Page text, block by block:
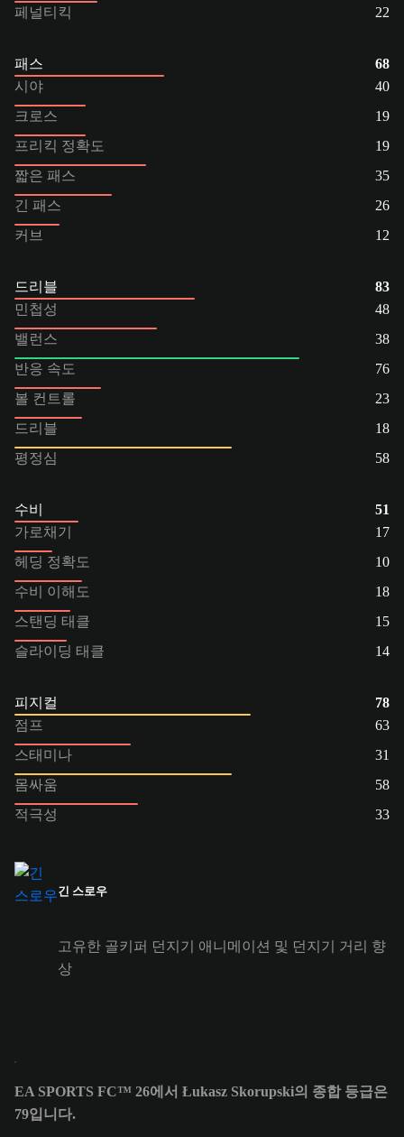
페널티킥
22
패스
68
시야
40
크로스
19
프리킥 정확도
19
짧은 패스
35
긴 패스
26
커브
12
드리블
83
민첩성
48
밸런스
38
반응 속도
76
볼 컨트롤
23
드리블
18
평정심
58
수비
51
가로채기
17
헤딩 정확도
10
수비 이해도
18
스탠딩 태클
15
슬라이딩 태클
14
피지컬
78
점프
63
스태미나
31
몸싸움
58
적극성
33
긴 스로우
고유한 골키퍼 던지기 애니메이션 및 던지기 거리 향
상
EA SPORTS FC™ 26에서 Łukasz Skorupski의 종합 등급은
79입니다.